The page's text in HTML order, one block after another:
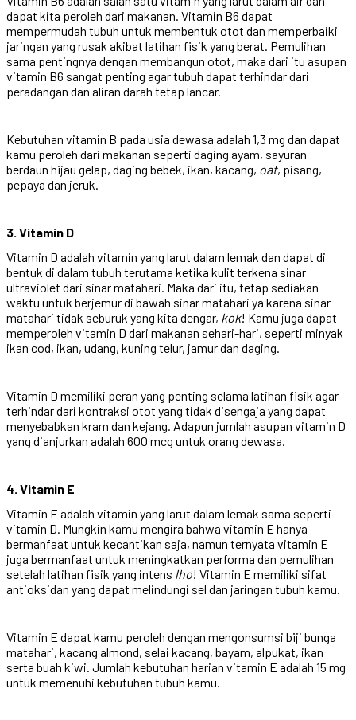
dapat kita peroleh dari makanan. Vitamin B6 dapat
mempermudah tubuh untuk membentuk otot dan memperbaiki
jaringan yang rusak akibat latihan fisik yang berat. Pemulihan
sama pentingnya dengan membangun otot, maka dari itu asupan
vitamin B6 sangat penting agar tubuh dapat terhindar dari
peradangan dan aliran darah tetap lancar.
Kebutuhan vitamin B pada usia dewasa adalah 1,3 mg dan dapat
kamu peroleh dari makanan seperti daging ayam, sayuran
berdaun hijau gelap, daging bebek, ikan, kacang, oat, pisang,
pepaya dan jeruk.
3. Vitamin D
Vitamin D adalah vitamin yang larut dalam lemak dan dapat di
bentuk di dalam tubuh terutama ketika kulit terkena sinar
ultraviolet dari sinar matahari. Maka dari itu, tetap sediakan
waktu untuk berjemur di bawah sinar matahari ya karena sinar
matahari tidak seburuk yang kita dengar, kok! Kamu juga dapat
memperoleh vitamin D dari makanan sehari-hari, seperti minyak
ikan cod, ikan, udang, kuning telur, jamur dan daging.
Vitamin D memiliki peran yang penting selama latihan fisik agar
terhindar dari kontraksi otot yang tidak disengaja yang dapat
menyebabkan kram dan kejang. Adapun jumlah asupan vitamin D
yang dianjurkan adalah 600 mcg untuk orang dewasa.
4. Vitamin E
Vitamin E adalah vitamin yang larut dalam lemak sama seperti
vitamin D. Mungkin kamu mengira bahwa vitamin E hanya
bermanfaat untuk kecantikan saja, namun ternyata vitamin E
juga bermanfaat untuk meningkatkan performa dan pemulihan
setelah latihan fisik yang intens lho! Vitamin E memiliki sifat
antioksidan yang dapat melindungi sel dan jaringan tubuh kamu.
Vitamin E dapat kamu peroleh dengan mengonsumsi biji bunga
matahari, kacang almond, selai kacang, bayam, alpukat, ikan
serta buah kiwi. Jumlah kebutuhan harian vitamin E adalah 15 mg
untuk memenuhi kebutuhan tubuh kamu.